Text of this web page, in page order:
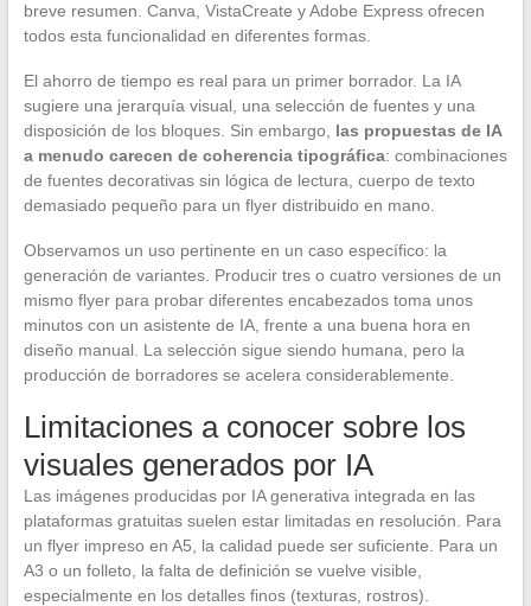
breve resumen. Canva, VistaCreate y Adobe Express ofrecen
todos esta funcionalidad en diferentes formas.
El ahorro de tiempo es real para un primer borrador. La IA
sugiere una jerarquía visual, una selección de fuentes y una
disposición de los bloques. Sin embargo, las propuestas de IA
a menudo carecen de coherencia tipográfica: combinaciones
de fuentes decorativas sin lógica de lectura, cuerpo de texto
demasiado pequeño para un flyer distribuido en mano.
Observamos un uso pertinente en un caso específico: la
generación de variantes. Producir tres o cuatro versiones de un
mismo flyer para probar diferentes encabezados toma unos
minutos con un asistente de IA, frente a una buena hora en
diseño manual. La selección sigue siendo humana, pero la
producción de borradores se acelera considerablemente.
Limitaciones a conocer sobre los
visuales generados por IA
Las imágenes producidas por IA generativa integrada en las
plataformas gratuitas suelen estar limitadas en resolución. Para
un flyer impreso en A5, la calidad puede ser suficiente. Para un
A3 o un folleto, la falta de definición se vuelve visible,
especialmente en los detalles finos (texturas, rostros).